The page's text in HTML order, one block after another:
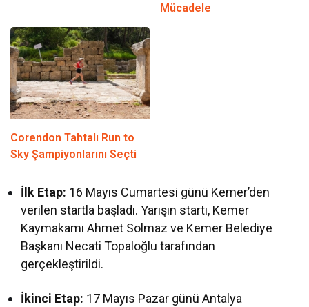
Mücadele
Corendon Tahtalı Run to
Sky Şampiyonlarını Seçti
İlk Etap: 16 Mayıs Cumartesi günü Kemer’den
verilen startla başladı. Yarışın startı, Kemer
Kaymakamı Ahmet Solmaz ve Kemer Belediye
Başkanı Necati Topaloğlu tarafından
gerçekleştirildi.
İkinci Etap: 17 Mayıs Pazar günü Antalya